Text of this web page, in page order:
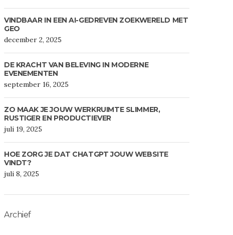
VINDBAAR IN EEN AI-GEDREVEN ZOEKWERELD MET
GEO
december 2, 2025
DE KRACHT VAN BELEVING IN MODERNE
EVENEMENTEN
september 16, 2025
ZO MAAK JE JOUW WERKRUIMTE SLIMMER,
RUSTIGER EN PRODUCTIEVER
juli 19, 2025
HOE ZORG JE DAT CHATGPT JOUW WEBSITE
VINDT?
juli 8, 2025
Archief